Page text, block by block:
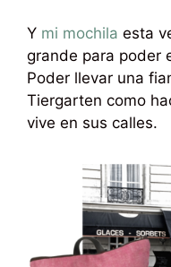
Y mi mochila esta
grande para poder
Poder llevar una
Tiergarten como
vive en sus calles.